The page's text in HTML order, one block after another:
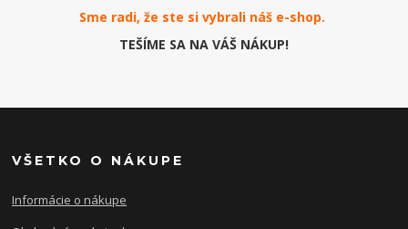
Sme radi, že ste si vybrali náš e-shop.
TEŠÍME SA NA VÁŠ NÁKUP!
VŠETKO O NÁKUPE
Informácie o nákupe